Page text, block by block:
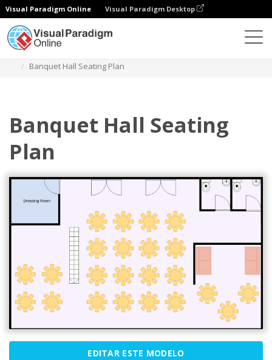
Visual Paradigm Online Visual Paradigm Desktop
Banquet Hall Seating Plan
Banquet Hall Seating
Plan
EDITAR ESTE MODELO